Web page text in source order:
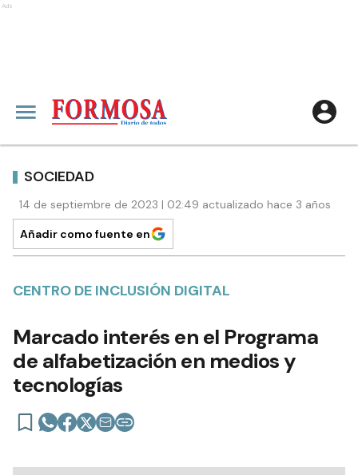
Ads
SOCIEDAD
14 de septiembre de 2023 | 02:49 actualizado hace 3 años
Añadir como fuente en
CENTRO DE INCLUSIÓN DIGITAL
Marcado interés en el Programa
de alfabetización en medios y
tecnologías